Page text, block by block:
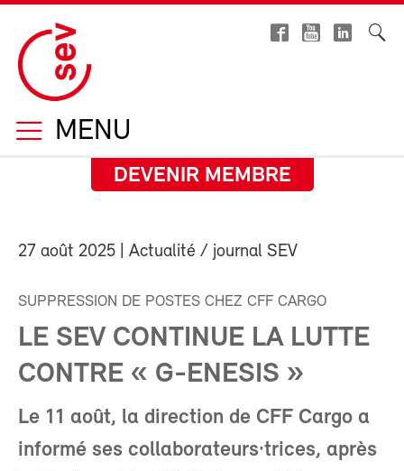
MENU
DEVENIR MEMBRE
27 août 2025 | Actualité / journal SEV
SUPPRESSION DE POSTES CHEZ CFF CARGO
LE SEV CONTINUE LA LUTTE
CONTRE « G-ENESIS »
Le 11 août, la direction de CFF Cargo a
informé ses collaborateurs·trices, après